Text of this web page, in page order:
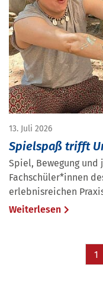
13. Juli 2026
Spielspaß trifft
Spiel, Bewegung und
Fachschüler*innen
erlebnisreichen
Weiterlesen
1